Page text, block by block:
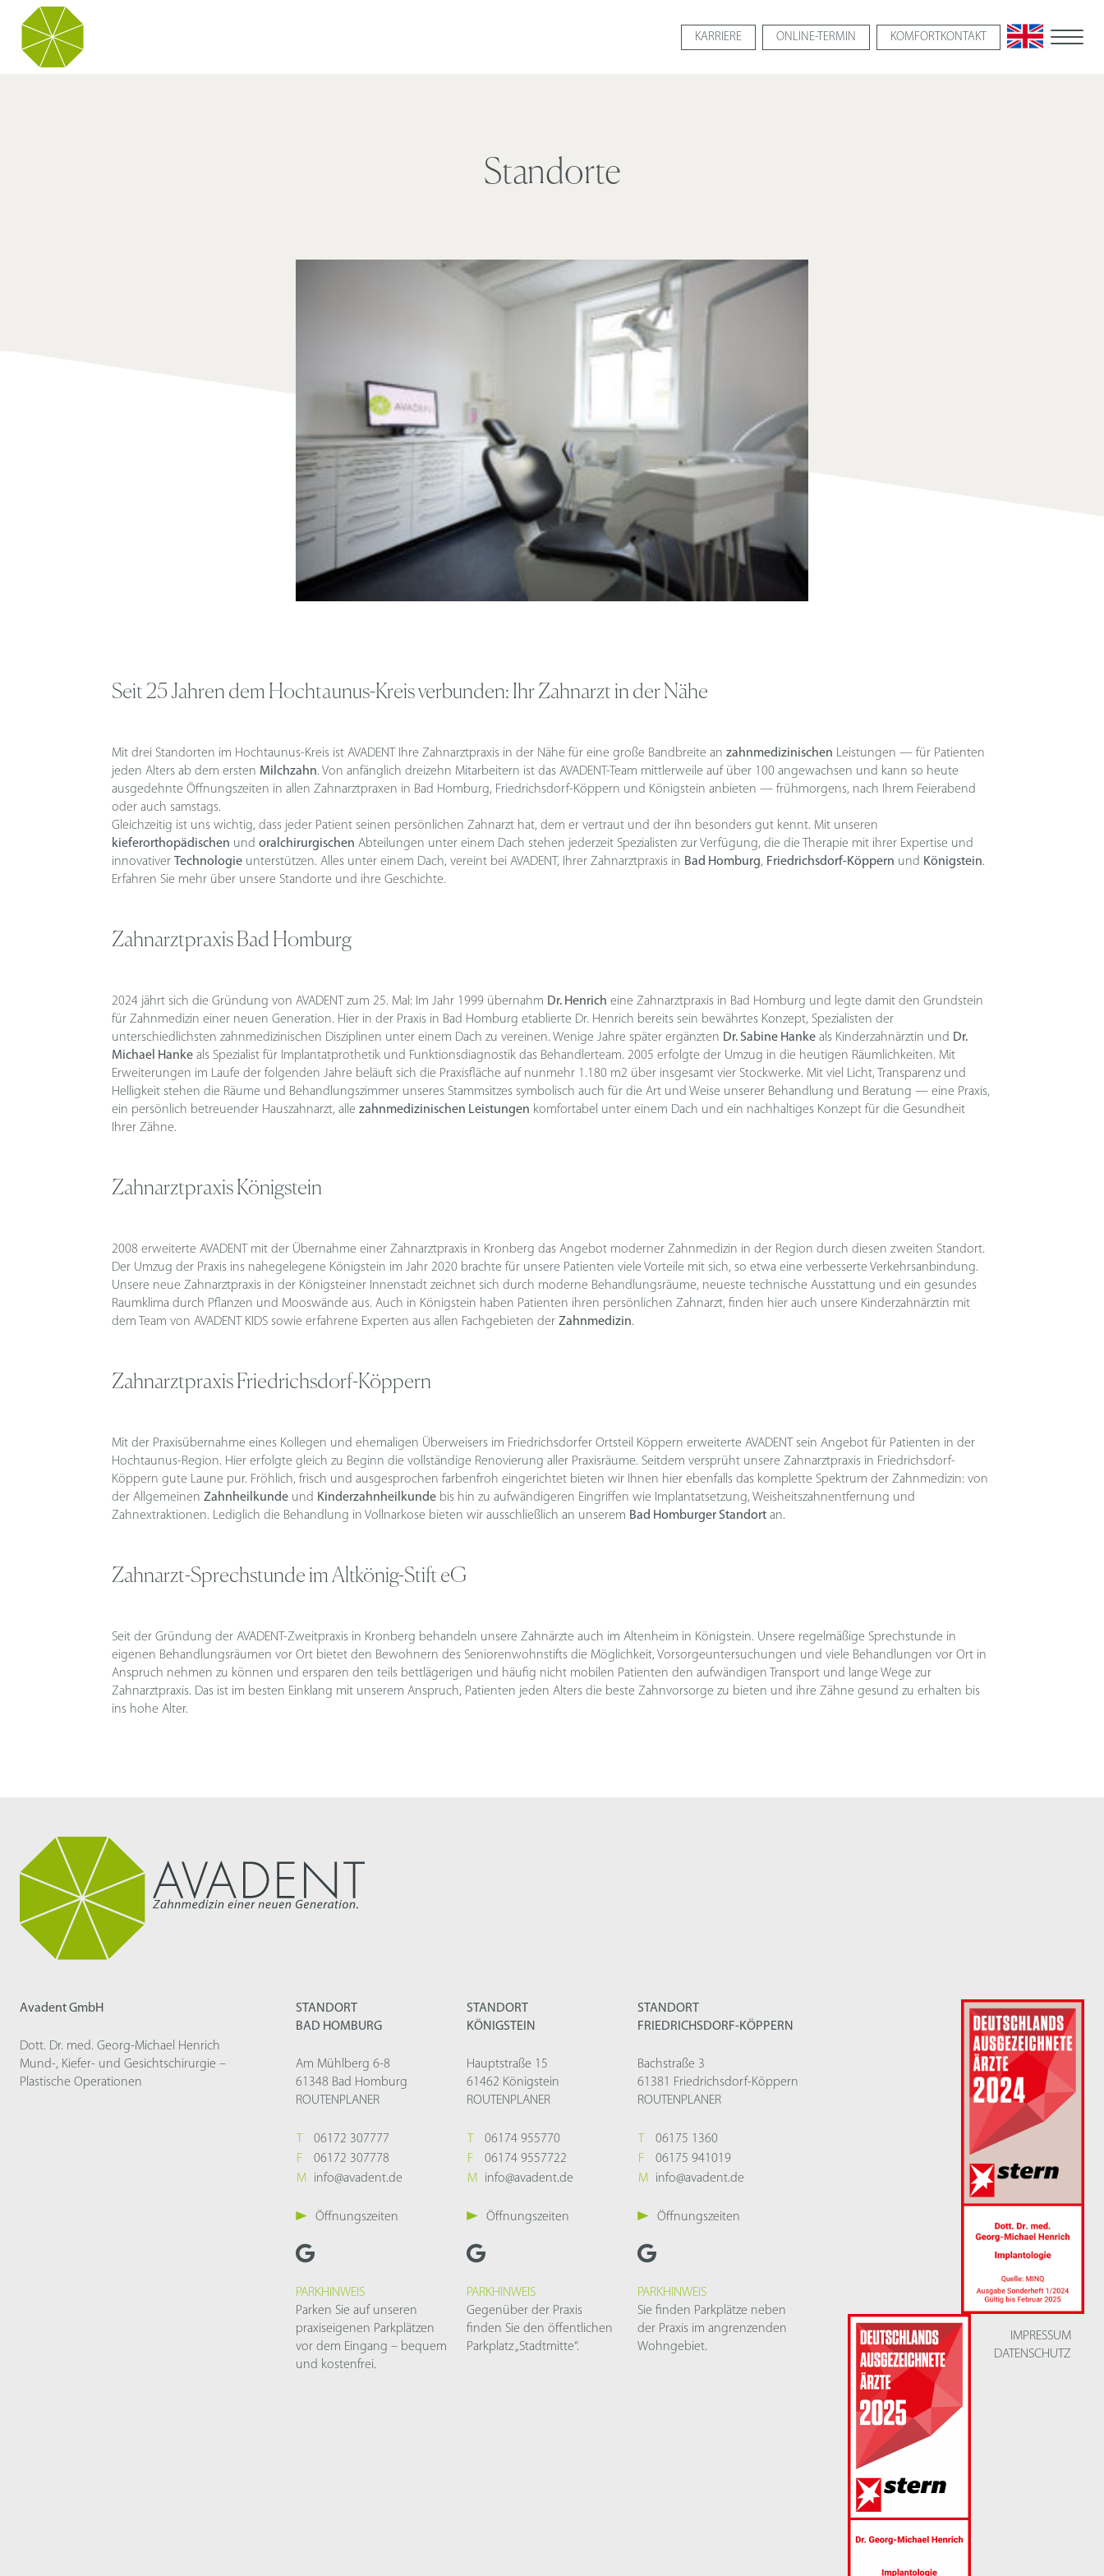
KOMFORTKONTAKT
ONLINE-TERMIN
KARRIERE
Standorte
Seit 25 Jahren dem Hochtaunus-Kreis verbunden: Ihr Zahnarzt in der Nähe
Mit drei Standorten im Hochtaunus-Kreis ist AVADENT Ihre Zahnarztpraxis in der Nähe für eine große Bandbreite an zahnmedizinischen Leistungen — für Patienten
jeden Alters ab dem ersten Milchzahn. Von anfänglich dreizehn Mitarbeitern ist das AVADENT-Team mittlerweile auf über 100 angewachsen und kann so heute
ausgedehnte Öffnungszeiten in allen Zahnarztpraxen in Bad Homburg, Friedrichsdorf-Köppern und Königstein anbieten — frühmorgens, nach Ihrem Feierabend
oder auch samstags.
Gleichzeitig ist uns wichtig, dass jeder Patient seinen persönlichen Zahnarzt hat, dem er vertraut und der ihn besonders gut kennt. Mit unseren
kieferorthopädischen und oralchirurgischen Abteilungen unter einem Dach stehen jederzeit Spezialisten zur Verfügung, die die Therapie mit ihrer Expertise und
innovativer Technologie unterstützen. Alles unter einem Dach, vereint bei AVADENT, Ihrer Zahnarztpraxis in Bad Homburg, Friedrichsdorf-Köppern und Königstein.
Erfahren Sie mehr über unsere Standorte und ihre Geschichte.
Zahnarztpraxis Bad Homburg
2024 jährt sich die Gründung von AVADENT zum 25. Mal: Im Jahr 1999 übernahm Dr. Henrich eine Zahnarztpraxis in Bad Homburg und legte damit den Grundstein
für Zahnmedizin einer neuen Generation. Hier in der Praxis in Bad Homburg etablierte Dr. Henrich bereits sein bewährtes Konzept, Spezialisten der
unterschiedlichsten zahnmedizinischen Disziplinen unter einem Dach zu vereinen. Wenige Jahre später ergänzten Dr. Sabine Hanke als Kinderzahnärztin und Dr.
Michael Hanke als Spezialist für Implantatprothetik und Funktionsdiagnostik das Behandlerteam. 2005 erfolgte der Umzug in die heutigen Räumlichkeiten. Mit
Erweiterungen im Laufe der folgenden Jahre beläuft sich die Praxisfläche auf nunmehr 1.180 m2 über insgesamt vier Stockwerke. Mit viel Licht, Transparenz und
Helligkeit stehen die Räume und Behandlungszimmer unseres Stammsitzes symbolisch auch für die Art und Weise unserer Behandlung und Beratung — eine Praxis,
ein persönlich betreuender Hauszahnarzt, alle zahnmedizinischen Leistungen komfortabel unter einem Dach und ein nachhaltiges Konzept für die Gesundheit
Ihrer Zähne.
Zahnarztpraxis Königstein
2008 erweiterte AVADENT mit der Übernahme einer Zahnarztpraxis in Kronberg das Angebot moderner Zahnmedizin in der Region durch diesen zweiten Standort.
Der Umzug der Praxis ins nahegelegene Königstein im Jahr 2020 brachte für unsere Patienten viele Vorteile mit sich, so etwa eine verbesserte Verkehrsanbindung.
Unsere neue Zahnarztpraxis in der Königsteiner Innenstadt zeichnet sich durch moderne Behandlungsräume, neueste technische Ausstattung und ein gesundes
Raumklima durch Pflanzen und Mooswände aus. Auch in Königstein haben Patienten ihren persönlichen Zahnarzt, finden hier auch unsere Kinderzahnärztin mit
dem Team von AVADENT KIDS sowie erfahrene Experten aus allen Fachgebieten der Zahnmedizin.
Zahnarztpraxis Friedrichsdorf-Köppern
Mit der Praxisübernahme eines Kollegen und ehemaligen Überweisers im Friedrichsdorfer Ortsteil Köppern erweiterte AVADENT sein Angebot für Patienten in der
Hochtaunus-Region. Hier erfolgte gleich zu Beginn die vollständige Renovierung aller Praxisräume. Seitdem versprüht unsere Zahnarztpraxis in Friedrichsdorf-
Köppern gute Laune pur. Fröhlich, frisch und ausgesprochen farbenfroh eingerichtet bieten wir Ihnen hier ebenfalls das komplette Spektrum der Zahnmedizin: von
der Allgemeinen Zahnheilkunde und Kinderzahnheilkunde bis hin zu aufwändigeren Eingriffen wie Implantatsetzung, Weisheitszahnentfernung und
Zahnextraktionen. Lediglich die Behandlung in Vollnarkose bieten wir ausschließlich an unserem Bad Homburger Standort an.
Zahnarzt-Sprechstunde im Altkönig-Stift eG
Seit der Gründung der AVADENT-Zweitpraxis in Kronberg behandeln unsere Zahnärzte auch im Altenheim in Königstein. Unsere regelmäßige Sprechstunde in
eigenen Behandlungsräumen vor Ort bietet den Bewohnern des Seniorenwohnstifts die Möglichkeit, Vorsorgeuntersuchungen und viele Behandlungen vor Ort in
Anspruch nehmen zu können und ersparen den teils bettlägerigen und häufig nicht mobilen Patienten den aufwändigen Transport und lange Wege zur
Zahnarztpraxis. Das ist im besten Einklang mit unserem Anspruch, Patienten jeden Alters die beste Zahnvorsorge zu bieten und ihre Zähne gesund zu erhalten bis
ins hohe Alter.
Avadent GmbH
Dott. Dr. med. Georg-Michael Henrich
Mund-, Kiefer- und Gesichtschirurgie –
Plastische Operationen
STANDORT
BAD HOMBURG
Am Mühlberg 6-8
61348 Bad Homburg
ROUTENPLANER
T
06172 307777
F
06172 307778
M
info@avadent.de
Öffnungszeiten
PARKHINWEIS
Parken Sie auf unseren
praxiseigenen Parkplätzen
vor dem Eingang – bequem
und kostenfrei.
STANDORT
KÖNIGSTEIN
Hauptstraße 15
61462 Königstein
ROUTENPLANER
T
06174 955770
F
06174 9557722
M
info@avadent.de
Öffnungszeiten
PARKHINWEIS
Gegenüber der Praxis
finden Sie den öffentlichen
Parkplatz „Stadtmitte“.
STANDORT
FRIEDRICHSDORF-KÖPPERN
Bachstraße 3
61381 Friedrichsdorf-Köppern
ROUTENPLANER
T
06175 1360
F
06175 941019
M
info@avadent.de
Öffnungszeiten
PARKHINWEIS
Sie finden Parkplätze neben
der Praxis im angrenzenden
Wohngebiet.
IMPRESSUM
DATENSCHUTZ